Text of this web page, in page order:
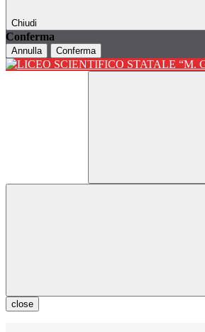
Chiudi
Conferma
Annulla Conferma
close